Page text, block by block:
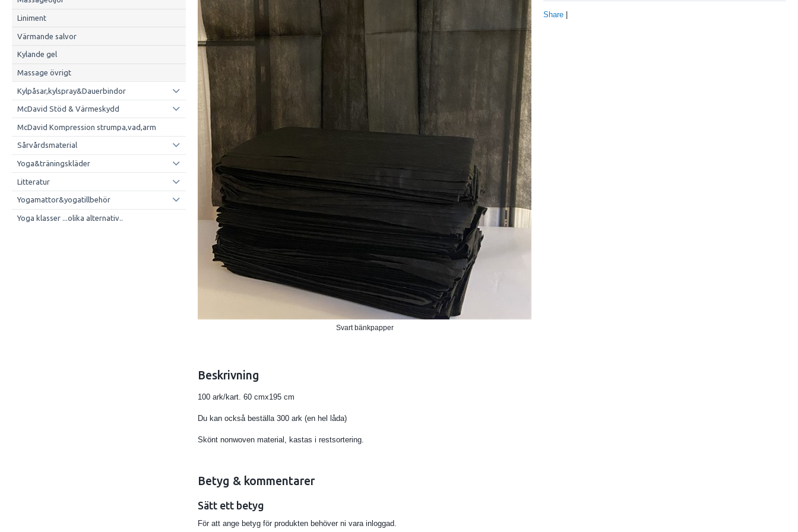
Liniment
Värmande salvor
Kylande gel
Massage övrigt
Kylpåsar,kylspray&Dauerbindor
McDavid Stöd & Värmeskydd
McDavid Kompression strumpa,vad,arm
Sårvårdsmaterial
Yoga&träningskläder
Litteratur
Yogamattor&yogatillbehör
Yoga klasser ...olika alternativ..
Svart bänkpapper
Share
Beskrivning
100 ark/kart. 60 cmx195 cm
Du kan också beställa 300 ark (en hel låda)
Skönt nonwoven material, kastas i restsortering.
Betyg & kommentarer
Sätt ett betyg
För att ange betyg för produkten behöver ni vara inloggad.